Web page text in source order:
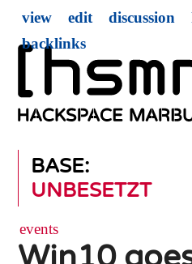
BASE:
UNBESETZT
view edit discussion
backlinks
events